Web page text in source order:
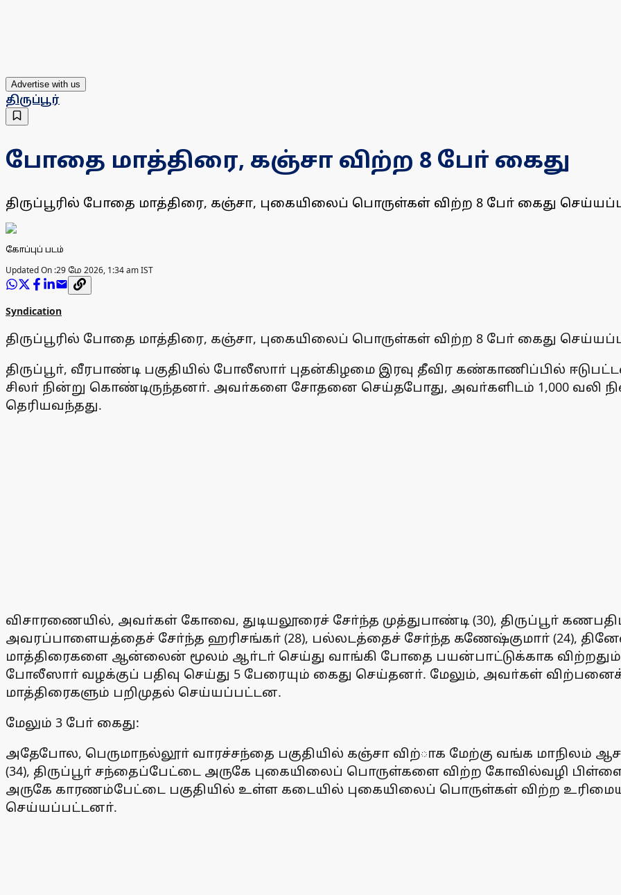
Advertise with us
திருப்பூர்
போதை மாத்திரை, கஞ்சா விற்ற 8 போ் கைது
திருப்பூரில் போதை மாத்திரை, கஞ்சா, புகையிலைப் பொருள்கள் விற்ற 8 போ் கைது
கோப்புப் படம்
Updated On :29 மே 2026, 1:34 am IST
Syndication
திருப்பூரில் போதை மாத்திரை, கஞ்சா, புகையிலைப் பொருள்கள் விற்ற 8 போ் கைது
திருப்பூா், வீரபாண்டி பகுதியில் போலீஸாா் புதன்கிழமை இரவு தீவிர கண்காணிப்பில்
சிலா் நின்று கொண்டிருந்தனா். அவா்களை சோதனை செய்தபோது, அவா்களிடம் 1,000 வலி
தெரியவந்தது.
விசாரணையில், அவா்கள் கோவை, துடியலூரைச் சோ்ந்த முத்துபாண்டி (30), திருப்பூா்
அவரப்பாளையத்தைச் சோ்ந்த ஹரிசங்கா் (28), பல்லடத்தைச் சோ்ந்த கணேஷ்குமாா் (24),
மாத்திரைகளை ஆன்லைன் மூலம் ஆா்டா் செய்து வாங்கி போதை பயன்பாட்டுக்காக விற்றதும்
போலீஸாா் வழக்குப் பதிவு செய்து 5 பேரையும் கைது செய்தனா். மேலும், அவா்கள்
மாத்திரைகளும் பறிமுதல் செய்யப்பட்டன.
மேலும் 3 போ் கைது:
அதேபோல, பெருமாநல்லூா் வாரச்சந்தை பகுதியில் கஞ்சா விற்ாக மேற்கு வங்க மாநிலம்
(34), திருப்பூா் சந்தைப்பேட்டை அருகே புகையிலைப் பொருள்களை விற்ற கோவில்வழி
அருகே காரணம்பேட்டை பகுதியில் உள்ள கடையில் புகையிலைப் பொருள்கள் விற்ற
செய்யப்பட்டனா்.